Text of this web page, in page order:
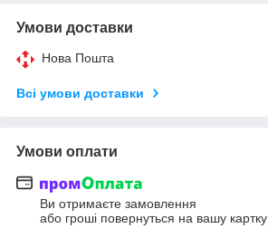
Умови доставки
Нова Пошта
Всі умови доставки
Умови оплати
Ви отримаєте замовлення
або гроші повернуться на вашу картку